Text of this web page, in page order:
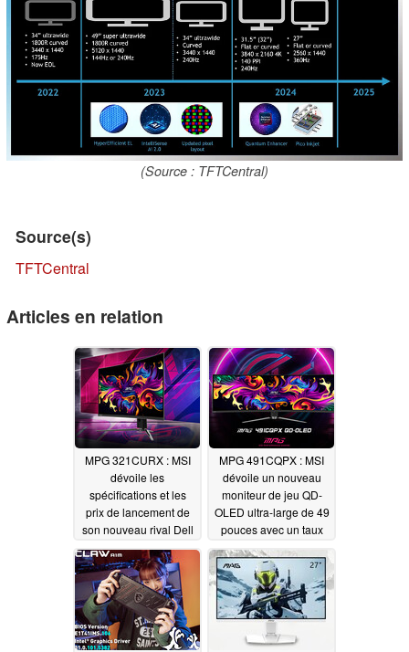
(Source : TFTCentral)
Source(s)
TFTCentral
Articles en relation
MPG 321CURX : MSI
dévoile les
spécifications et les
prix de lancement de
son nouveau rival Dell
Alienware AW3225QF
08/17/2024
MPG 491CQPX : MSI
dévoile un nouveau
moniteur de jeu QD-
OLED ultra-large de 49
pouces avec un taux
de rafraîchissement de
240 Hz08/17/2024